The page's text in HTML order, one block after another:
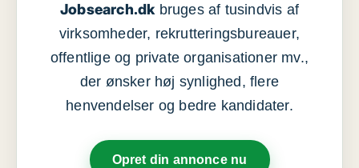
Jobsearch.dkbruges af tusindvis af
virksomheder, rekrutteringsbureauer,
offentlige og private organisationer mv.,
der ønsker høj synlighed, flere
henvendelser og bedre kandidater.
Opret din annonce nu